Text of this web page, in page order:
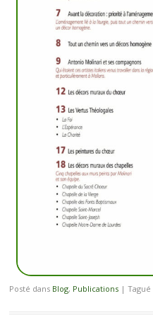
Posté dans Blog, Publications | Tagué